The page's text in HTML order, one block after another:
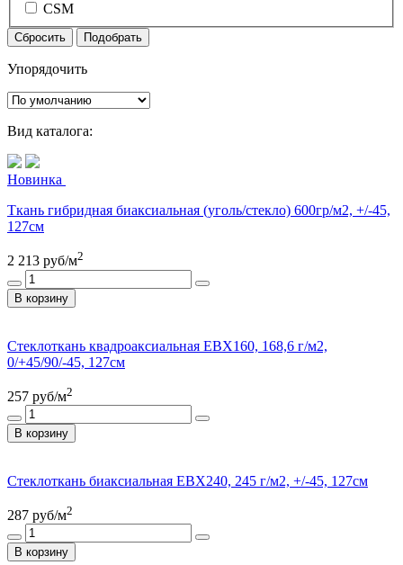
CSM
Сбросить Подобрать
Упорядочить
Вид каталога:
Новинка
Ткань гибридная биаксиальная (уголь/стекло) 600гр/м2, +/-45,
127см
2 213 руб/м2
В корзину
Стеклоткань квадроаксиальная ЕВХ160, 168,6 г/м2,
0/+45/90/-45, 127см
257 руб/м2
В корзину
Стеклоткань биаксиальная ЕВХ240, 245 г/м2, +/-45, 127см
287 руб/м2
В корзину